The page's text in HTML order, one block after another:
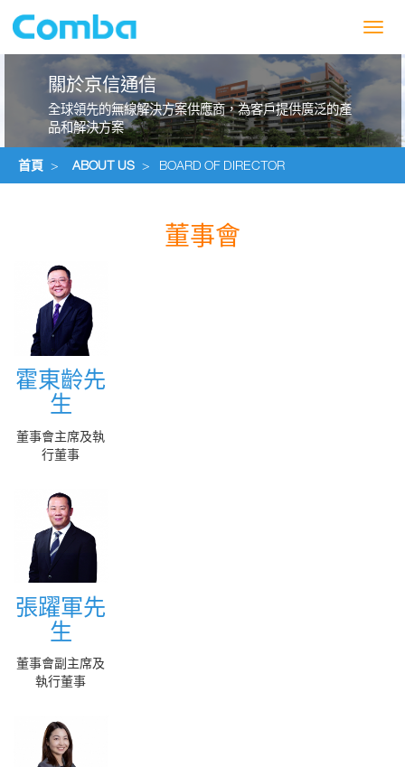
關於京信通信
全球領先的無線解決方案供應商，為客戶提供廣泛的產
品和解決方案
首頁 > ABOUT US > BOARD OF DIRECTOR
董事會
霍東齡先
生
More
霍東齡先
生
董事會主席及執
行董事
張躍軍先
生
More
張躍軍先
生
董事會副主席及
執行董事